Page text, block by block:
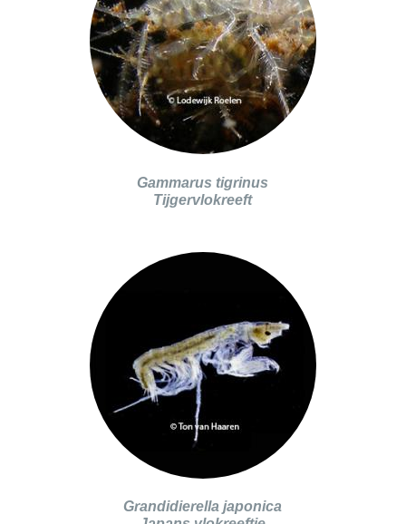
Gammarus tigrinus
Tijgervlokreeft
Grandidierella japonica